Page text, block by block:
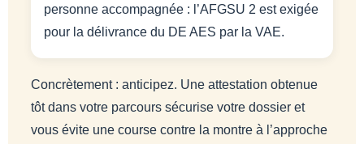
personne accompagnée : l’AFGSU 2 est exigée
pour la délivrance du DE AES par la VAE.
Concrètement : anticipez. Une attestation obtenue
tôt dans votre parcours sécurise votre dossier et
vous évite une course contre la montre à l’approche